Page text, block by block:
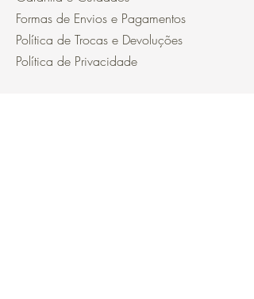
Formas de Envios e Pagamentos
Política de Trocas e Devoluções
Política de Privacidade